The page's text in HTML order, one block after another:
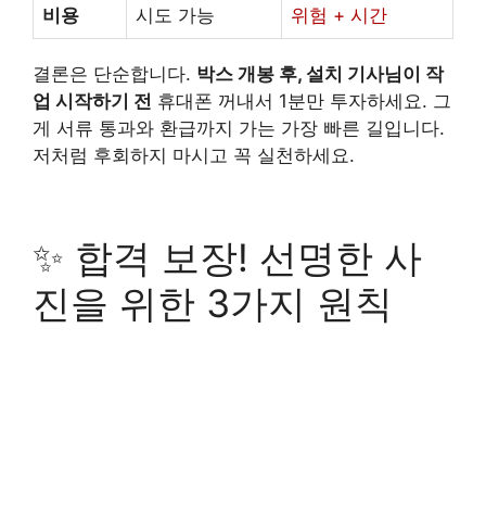
비용
시도 가능
위험 + 시간
결론은 단순합니다. 박스 개봉 후, 설치 기사님이 작
업 시작하기 전 휴대폰 꺼내서 1분만 투자하세요. 그
게 서류 통과와 환급까지 가는 가장 빠른 길입니다.
저처럼 후회하지 마시고 꼭 실천하세요.
✨ 합격 보장! 선명한 사
진을 위한 3가지 원칙